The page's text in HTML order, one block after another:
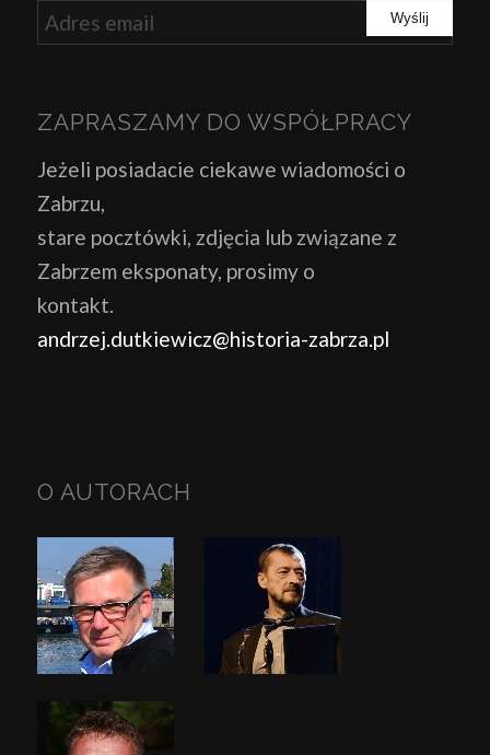
ZAPRASZAMY DO WSPÓŁPRACY
Jeżeli posiadacie ciekawe wiadomości o
Zabrzu,
stare pocztówki, zdjęcia lub związane z
Zabrzem eksponaty, prosimy o
kontakt.
andrzej.dutkiewicz@historia-zabrza.pl
O AUTORACH